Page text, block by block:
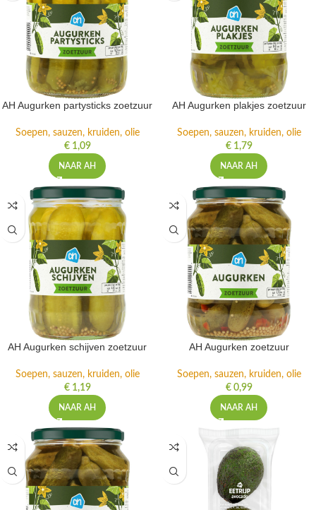
AH Augurken partysticks zoetzuur
Soepen, sauzen, kruiden, olie
€1,09
NAAR AH
AH Augurken plakjes zoetzuur
Soepen, sauzen, kruiden, olie
€1,79
NAAR AH
AH Augurken schijven zoetzuur
Soepen, sauzen, kruiden, olie
€1,19
NAAR AH
AH Augurken zoetzuur
Soepen, sauzen, kruiden, olie
€0,99
NAAR AH